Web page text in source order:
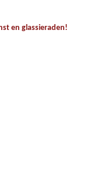
en glassieraden!